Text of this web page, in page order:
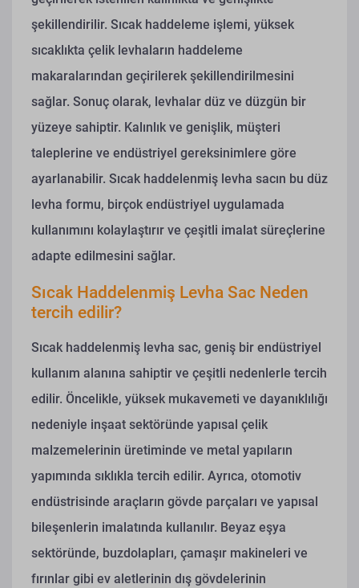
şekillendirilir. Sıcak haddeleme işlemi, yüksek
sıcaklıkta çelik levhaların haddeleme
makaralarından geçirilerek şekillendirilmesini
sağlar. Sonuç olarak, levhalar düz ve düzgün bir
yüzeye sahiptir. Kalınlık ve genişlik, müşteri
taleplerine ve endüstriyel gereksinimlere göre
ayarlanabilir. Sıcak haddelenmiş levha sacın bu düz
levha formu, birçok endüstriyel uygulamada
kullanımını kolaylaştırır ve çeşitli imalat süreçlerine
adapte edilmesini sağlar.
Sıcak Haddelenmiş Levha Sac Neden
tercih edilir?
Sıcak haddelenmiş levha sac, geniş bir endüstriyel
kullanım alanına sahiptir ve çeşitli nedenlerle tercih
edilir. Öncelikle, yüksek mukavemeti ve dayanıklılığı
nedeniyle inşaat sektöründe yapısal çelik
malzemelerinin üretiminde ve metal yapıların
yapımında sıklıkla tercih edilir. Ayrıca, otomotiv
endüstrisinde araçların gövde parçaları ve yapısal
bileşenlerin imalatında kullanılır. Beyaz eşya
sektöründe, buzdolapları, çamaşır makineleri ve
fırınlar gibi ev aletlerinin dış gövdelerinin